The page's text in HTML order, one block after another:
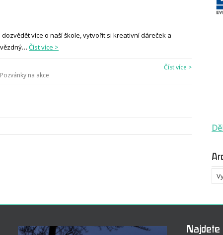
více o naší škole, vytvořit si kreativní dáreček a
Číst více >
Pozvánky na akce
Číst více >
Najdete